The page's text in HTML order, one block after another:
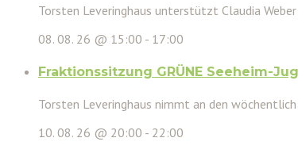
Torsten Leveringhaus unterstützt Claudia
08. 08. 26 @ 15:00 - 17:00
Fraktionssitzung GRÜNE Seeheim-
Torsten Leveringhaus nimmt an den
10. 08. 26 @ 20:00 - 22:00